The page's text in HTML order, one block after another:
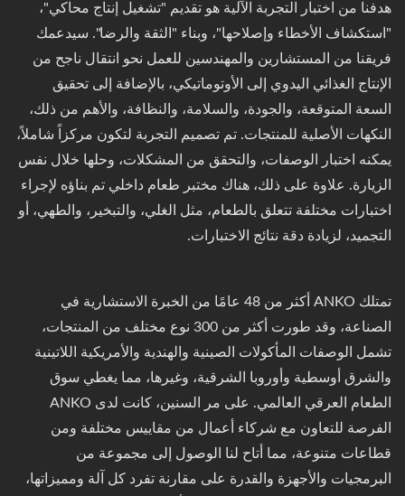
هدفنا من اختبار التجربة الآلية هو تقديم "تشغيل إنتاج محاكي"،
"استكشاف الأخطاء وإصلاحها"، وبناء "الثقة والرضا". سيدعمك
فريقنا من المستشارين والمهندسين للعمل نحو انتقال ناجح من
الإنتاج الغذائي اليدوي إلى الأوتوماتيكي، بالإضافة إلى تحقيق
السعة المتوقعة، والجودة، والسلامة، والنظافة، والأهم من ذلك،
النكهات الأصلية للمنتجات. تم تصميم التجربة لتكون مركزاً شاملاً،
يمكنه اختبار الوصفات، والتحقق من المشكلات، وحلها خلال نفس
الزيارة. علاوة على ذلك، هناك مختبر طعام داخلي تم بناؤه لإجراء
اختبارات مختلفة تتعلق بالطعام، مثل الغلي، والتبخير، والطهي، أو
التجميد، لزيادة دقة نتائج الاختبارات.
تمتلك ANKO أكثر من 48 عامًا من الخبرة الاستشارية في
الصناعة، وقد طورت أكثر من 300 نوع مختلف من المنتجات،
تشمل الوصفات المأكولات الصينية والهندية والأمريكية اللاتينية
والشرق أوسطية وأوروبا الشرقية، وغيرها، مما يغطي سوق
الطعام العرقي العالمي. على مر السنين، كانت لدى ANKO
الفرصة للتعاون مع شركاء أعمال من مقاييس مختلفة ومن
قطاعات متنوعة، مما أتاح لنا الوصول إلى مجموعة من
البرمجيات والأجهزة والقدرة على مقارنة تفرد كل آلة ومميزاتها،